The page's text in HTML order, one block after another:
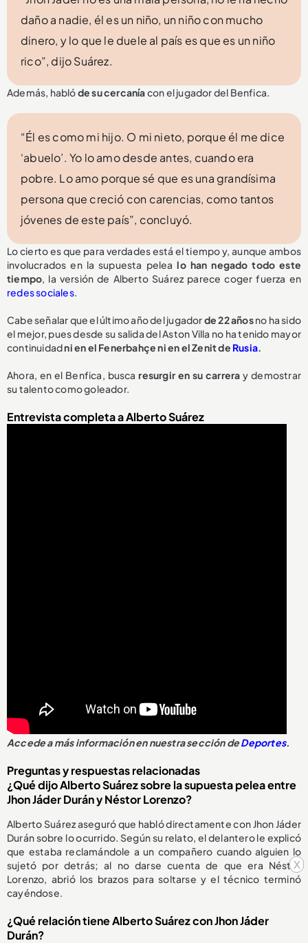
x
daño a nadie, él es un niño, un niño con mucho
dinero, y lo que le duele al país es que es un niño
rico”, dijo Suárez.
Además, hablóde su cercaníacon el jugador del Benfica.
“Él es como mi hijo. O mi nieto, porque él me dice
‘abuelo’. Yo lo amo desde antes, cuando era
pobre. Lo amo porque sé que es una grandísima
persona que creció con carencias, como tantos
jóvenes de este país”, concluyó.
Lo cierto es que para verdades está el tiempo y, aunque ambos
involucrados en la supuesta pelealo han negado todo este
tiempo, la versión de Alberto Suárez parece coger fuerza en
redes sociales.
Cabe señalar que el último año del jugadorde 22 añosno ha sido
el mejor, pues desde su salida del Aston Villa no ha tenido mayor
continuidadni en el Fenerbahçe ni en el Zenit de Rusia.
Ahora, en el Benfica, buscaresurgir en su carrera y demostrar
su talento como goleador.
Entrevista completa a Alberto Suárez
Accede a más información en nuestra sección deDeportes.
Preguntas y respuestas relacionadas
¿Qué dijo Alberto Suárez sobre la supuesta pelea entre
Jhon Jáder Durán y Néstor Lorenzo?
Alberto Suárez aseguró que habló directamente con Jhon Jáder
Durán sobre lo ocurrido. Según su relato, el delantero le explicó
que estaba reclamándole a un compañero cuando alguien lo
sujetó por detrás; al no darse cuenta de que era Néstor
Lorenzo, abrió los brazos para soltarse y el técnico terminó
cayéndose.
¿Qué relación tiene Alberto Suárez con Jhon Jáder
Durán?